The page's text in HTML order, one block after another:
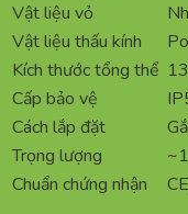
Vật liệu vỏ
Vật liệu thấu kính
Kích thước tổng thể
Cấp bảo vệ
Cách lắp đặt
Trọng lượng
Chuẩn chứng nhận